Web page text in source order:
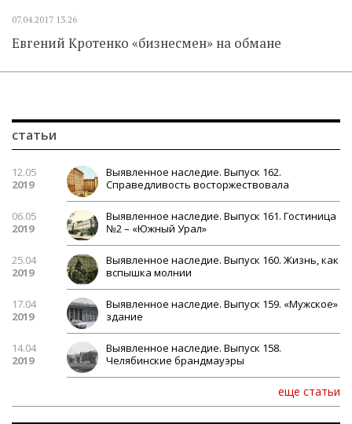
07.04.2017 13.26
Евгений Кротенко «бизнесмен» на обмане
статьи
12.05
2019
Выявленное наследие. Выпуск 162.
Справедливость восторжествовала
06.05
2019
Выявленное наследие. Выпуск 161. Гостиница
№2 – «Южный Урал»
25.04
2019
Выявленное наследие. Выпуск 160. Жизнь, как
вспышка молнии
17.04
2019
Выявленное наследие. Выпуск 159. «Мужское»
здание
14.04
2019
Выявленное наследие. Выпуск 158.
Челябинские брандмауэры
еще статьи